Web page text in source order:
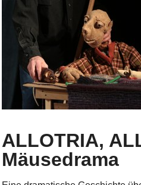
ALLOTRIA,
Mäusedrama